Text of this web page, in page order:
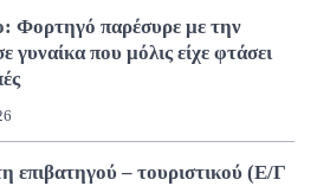
Φορτηγό παρέσυρε με την
γυναίκα που μόλις είχε φτάσει
επιβατηγού – τουριστικού (Ε/Γ